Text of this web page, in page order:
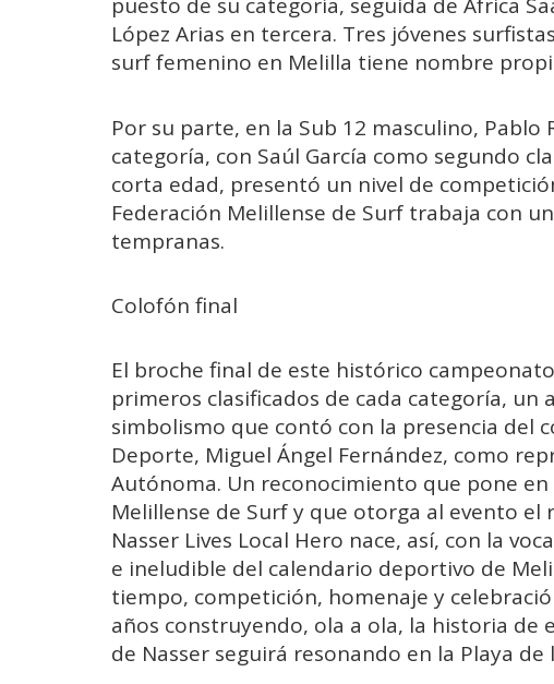
puesto de su categoría, seguida de África
López Arias en tercera. Tres jóvenes
surf femenino en Melilla tiene nombre
Por su parte, en la Sub 12 masculino, Pablo
categoría, con Saúl García como segundo
corta edad, presentó un nivel de
Federación Melillense de Surf trabaja con
tempranas.
Colofón final
El broche final de este histórico
primeros clasificados de cada categoría, un
simbolismo que contó con la presencia del
Deporte, Miguel Ángel Fernández, como
Autónoma. Un reconocimiento que pone
Melillense de Surf y que otorga al evento
Nasser Lives Local Hero nace, así, con la
e ineludible del calendario deportivo de
tiempo, competición, homenaje y
años construyendo, ola a ola, la historia de
de Nasser seguirá resonando en la Playa